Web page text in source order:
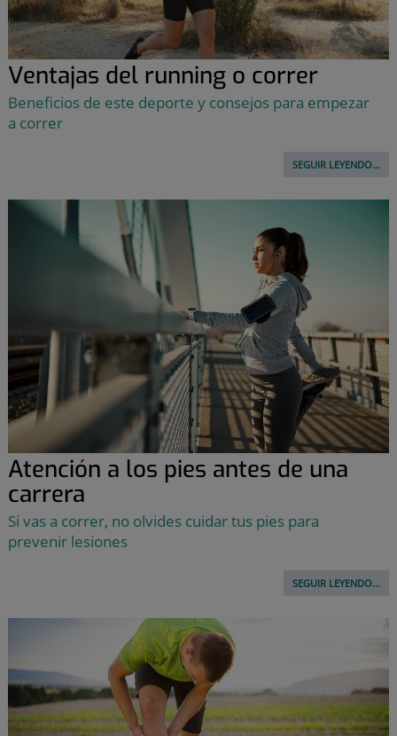
Ventajas del running o correr
Beneficios de este deporte y consejos para empezar
a correr
SEGUIR LEYENDO...
Atención a los pies antes de una
carrera
Si vas a correr, no olvides cuidar tus pies para
prevenir lesiones
SEGUIR LEYENDO...